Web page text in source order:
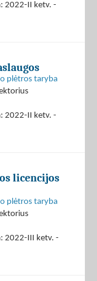
2022-II ketv. -
plėtros taryba
2022-II ketv. -
licencijos
plėtros taryba
2022-III ketv. -